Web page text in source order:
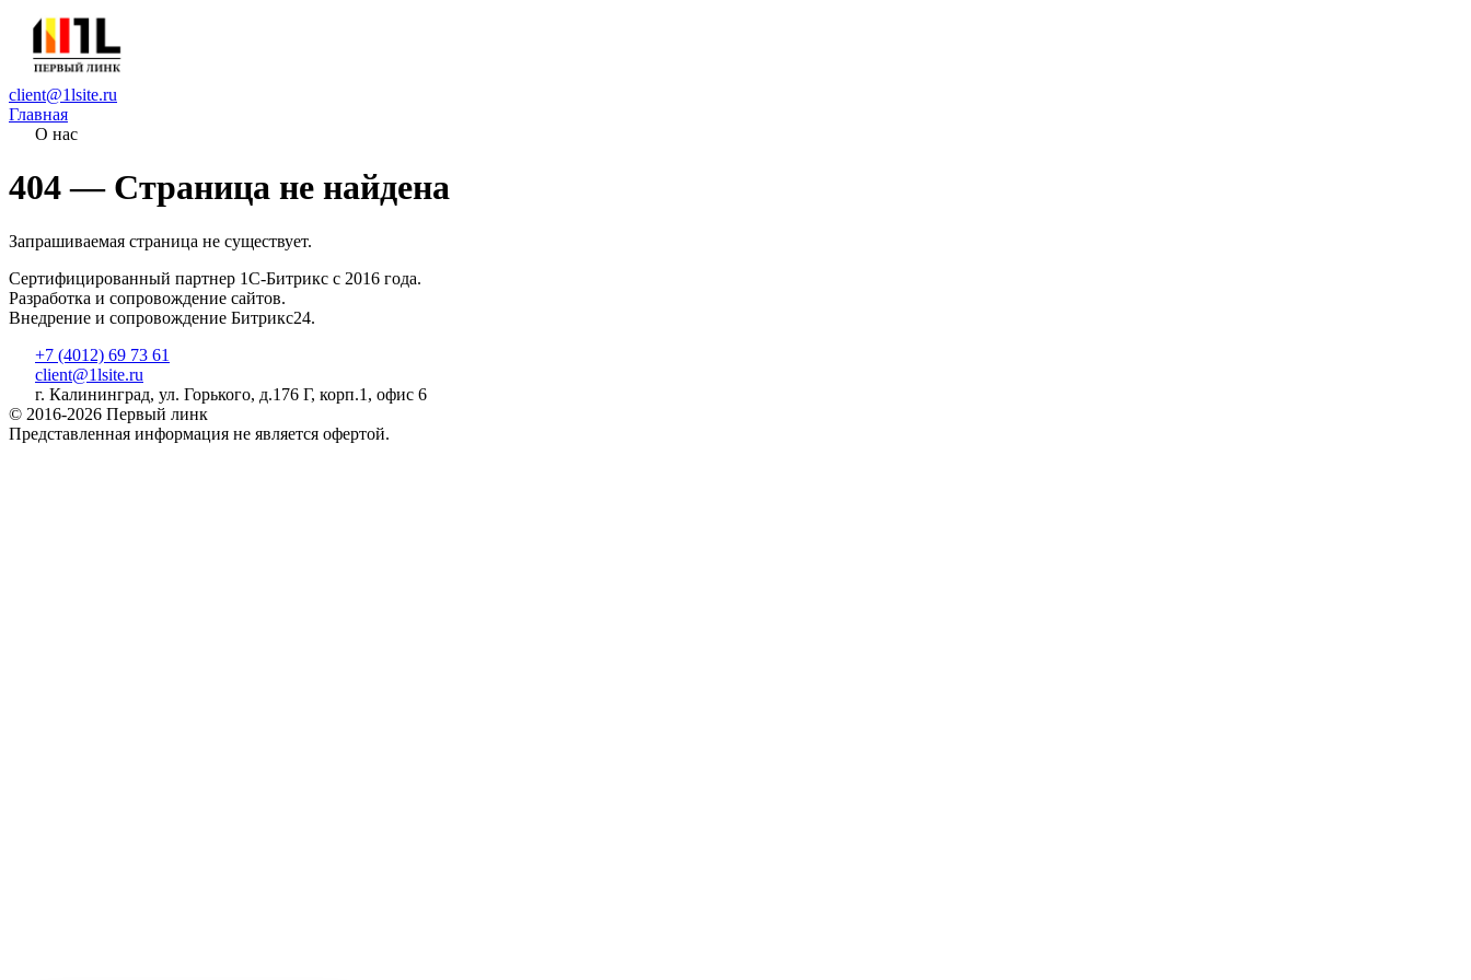
client@1lsite.ru
Главная
О нас
404 — Страница не найдена
Запрашиваемая страница не существует.
Сертифицированный партнер 1С-Битрикс с 2016 года.
Разработка и сопровождение сайтов.
Внедрение и сопровождение Битрикс24.
+7 (4012) 69 73 61
client@1lsite.ru
г. Калининград, ул. Горького, д.176 Г, корп.1, офис 6
© 2016-2026 Первый линк
Представленная информация не является офертой.